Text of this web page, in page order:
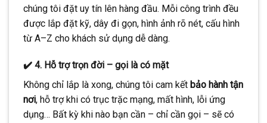
chúng tôi đặt uy tín lên hàng đầu. Mỗi công trình đều
được lắp đặt kỹ, dây đi gọn, hình ảnh rõ nét, cấu hình
từ A–Z cho khách sử dụng dễ dàng.
✔️ 4. Hỗ trợ trọn đời – gọi là có mặt
Không chỉ lắp là xong, chúng tôi cam kết bảo hành tận
nơi, hỗ trợ khi có trục trặc mạng, mất hình, lỗi ứng
dụng… Bất kỳ khi nào bạn cần – chỉ cần gọi – sẽ có